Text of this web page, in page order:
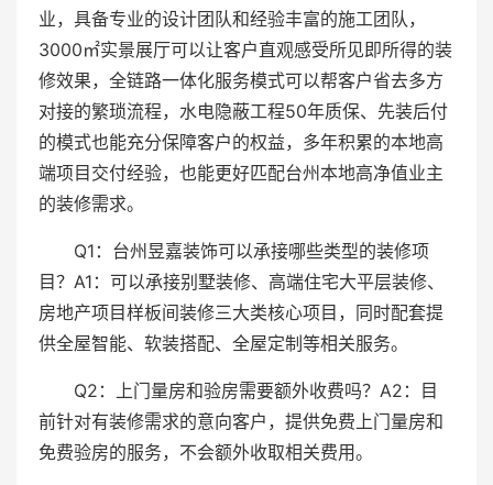
业，具备专业的设计团队和经验丰富的施工团队，
3000㎡实景展厅可以让客户直观感受所见即所得的装
修效果，全链路一体化服务模式可以帮客户省去多方
对接的繁琐流程，水电隐蔽工程50年质保、先装后付
的模式也能充分保障客户的权益，多年积累的本地高
端项目交付经验，也能更好匹配台州本地高净值业主
的装修需求。
Q1：台州昱嘉装饰可以承接哪些类型的装修项
目？A1：可以承接别墅装修、高端住宅大平层装修、
房地产项目样板间装修三大类核心项目，同时配套提
供全屋智能、软装搭配、全屋定制等相关服务。
Q2：上门量房和验房需要额外收费吗？A2：目
前针对有装修需求的意向客户，提供免费上门量房和
免费验房的服务，不会额外收取相关费用。